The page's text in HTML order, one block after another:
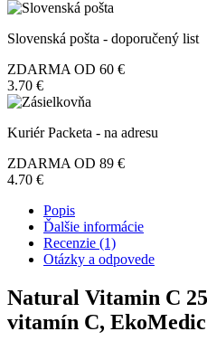
Slovenská pošta - doporučený list
ZDARMA OD 60 €
3.70 €
Kuriér Packeta - na adresu
ZDARMA OD 89 €
4.70 €
Popis
Ďalšie informácie
Recenzie (1)
Otázky a odpovede
Natural Vitamin C
vitamín C, EkoMedic